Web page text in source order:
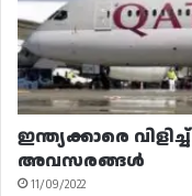
ഇന്ത്യക്കാരെ
അവസരങ്ങൾ
11/09/2022